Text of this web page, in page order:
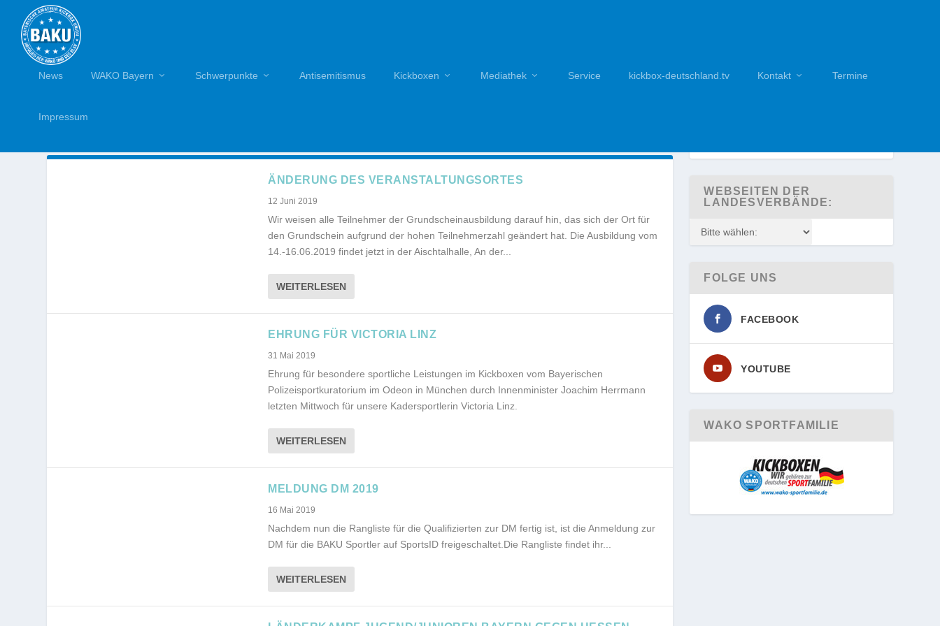
News WAKO Bayern Schwerpunkte Antisemitismus Kickboxen Mediathek Service kickbox-deutschland.tv Kontakt Termine
Impressum
ÄNDERUNG DES VERANSTALTUNGSORTES
12 Juni 2019
Wir weisen alle Teilnehmer der Grundscheinausbildung darauf hin, das sich der Ort für
den Grundschein aufgrund der hohen Teilnehmerzahl geändert hat. Die Ausbildung vom
14.-16.06.2019 findet jetzt in der Aischtalhalle, An der...
WEITERLESEN
EHRUNG FÜR VICTORIA LINZ
31 Mai 2019
Ehrung für besondere sportliche Leistungen im Kickboxen vom Bayerischen
Polizeisportkuratorium im Odeon in München durch Innenminister Joachim Herrmann
letzten Mittwoch für unsere Kadersportlerin Victoria Linz.
WEITERLESEN
MELDUNG DM 2019
16 Mai 2019
Nachdem nun die Rangliste für die Qualifizierten zur DM fertig ist, ist die Anmeldung zur
DM für die BAKU Sportler auf SportsID freigeschaltet.Die Rangliste findet ihr...
WEITERLESEN
WEBSEITEN DER
LANDESVERBÄNDE:
FOLGE UNS
FACEBOOK
YOUTUBE
WAKO SPORTFAMILIE